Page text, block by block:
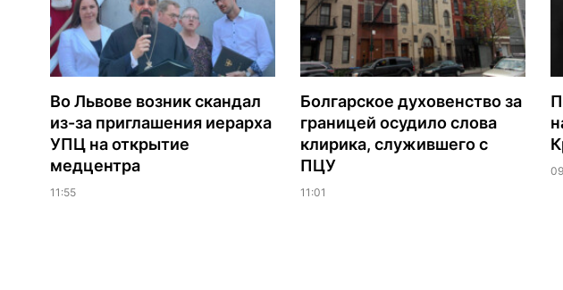
Во Львове возник скандал
из-за приглашения иерарха
УПЦ на открытие
медцентра
11:55
Болгарское духовенство за
границей осудило слова
клирика, служившего с
ПЦУ
11:01